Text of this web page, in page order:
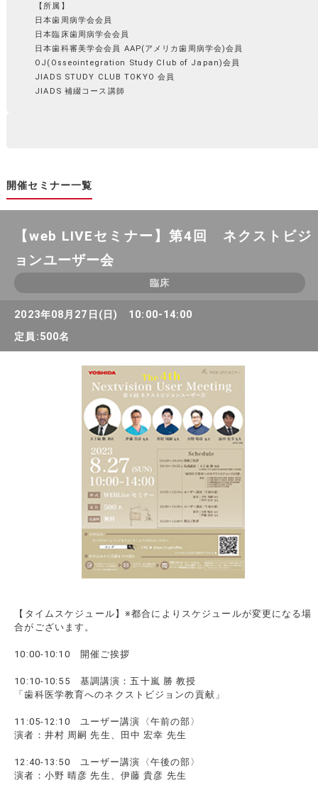
【所属】
日本歯周病学会会員
日本臨床歯周病学会会員
日本歯科審美学会会員 AAP(アメリカ歯周病学会)会員
OJ(Osseointegration Study Club of Japan)会員
JIADS STUDY CLUB TOKYO 会員
JIADS 補綴コース講師
開催セミナー一覧
【web LIVEセミナー】第4回 ネクストビジ
ョンユーザー会
臨床
2023年08月27日(日) 10:00-14:00
定員:500名
【タイムスケジュール】※都合によりスケジュールが変更になる場
合がございます。
10:00-10:10 開催ご挨拶
10:10-10:55 基調講演：五十嵐 勝 教授
「歯科医学教育へのネクストビジョンの貢献」
11:05-12:10 ユーザー講演〈午前の部〉
演者：井村 周嗣 先生、田中 宏幸 先生
12:40-13:50 ユーザー講演〈午後の部〉
演者：小野 晴彦 先生、伊藤 貴彦 先生